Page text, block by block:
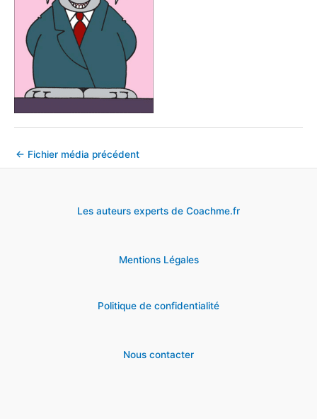
← Fichier média précédent
Les auteurs experts de Coachme.fr
Mentions Légales
Politique de confidentialité
Nous contacter